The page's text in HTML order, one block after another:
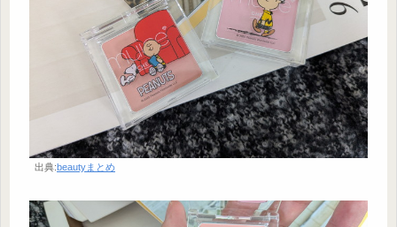
出典:beautyまとめ